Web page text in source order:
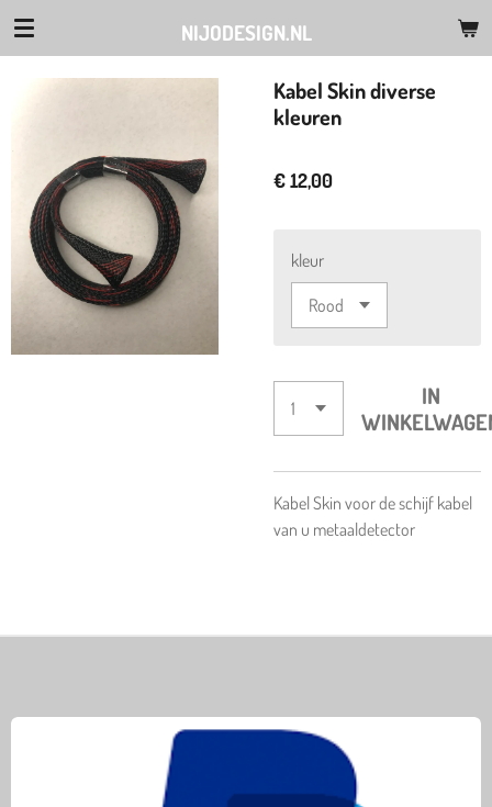
Ga
naar
NIJODESIGN.NL
Kabel Skin diverse
kleuren
€ 12,00
kleur
IN
Kabel Skin voor de schijf kabel
van u metaaldetector